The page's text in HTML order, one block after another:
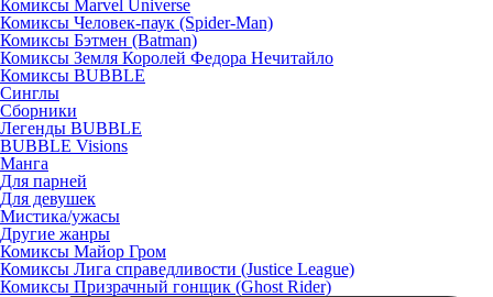
Комиксы Marvel Universe
Комиксы Человек-паук (Spider-Man)
Комиксы Бэтмен (Batman)
Комиксы Земля Королей Федора Нечитайло
Комиксы BUBBLE
Синглы
Сборники
Легенды BUBBLE
BUBBLE Visions
Манга
Для парней
Для девушек
Мистика/ужасы
Другие жанры
Комиксы Майор Гром
Комиксы Лига справедливости (Justice League)
Комиксы Призрачный гонщик (Ghost Rider)